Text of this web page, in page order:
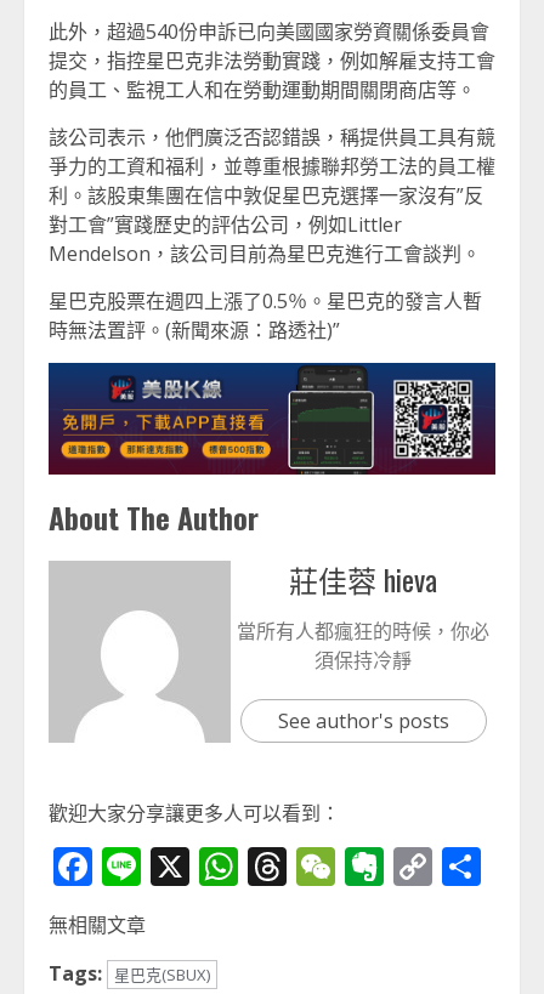
此外，超過540份申訴已向美國國家勞資關係委員會
提交，指控星巴克非法勞動實踐，例如解雇支持工會
的員工、監視工人和在勞動運動期間關閉商店等。
該公司表示，他們廣泛否認錯誤，稱提供員工具有競
爭力的工資和福利，並尊重根據聯邦勞工法的員工權
利。該股東集團在信中敦促星巴克選擇一家沒有”反
對工會”實踐歷史的評估公司，例如Littler
Mendelson，該公司目前為星巴克進行工會談判。
星巴克股票在週四上漲了0.5％。星巴克的發言人暫
時無法置評。(新聞來源：路透社)”
About The Author
莊佳蓉 hieva
當所有人都瘋狂的時候，你必
須保持冷靜
See author's posts
歡迎大家分享讓更多人可以看到：
Facebook
Line
X WhatsApp
Threads
WeChat
Evernote
Copy
無相關文章
Tags:
星巴克(SBUX)